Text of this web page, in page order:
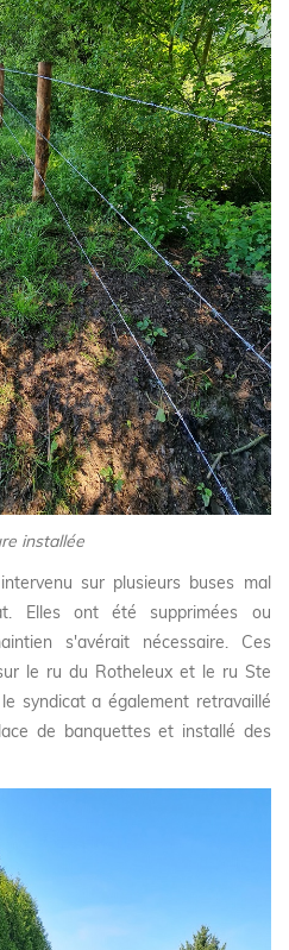
installée
sur plusieurs buses mal
Elles ont été supprimées ou
s'avérait nécessaire. Ces
le ru du Rotheleux et le ru Ste
syndicat a également retravaillé
de banquettes et installé des